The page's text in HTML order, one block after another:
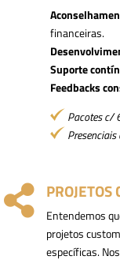
financeiras.
Suporte
Feedbacks
Pacotes c/
 PROJETOS
Entendemos
projetos
específicas.